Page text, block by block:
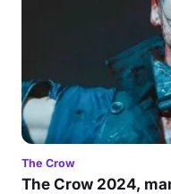
The Crow
The Crow 2024,